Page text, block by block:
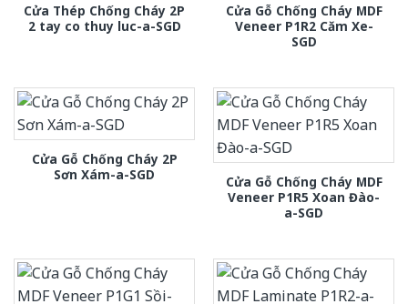
Cửa Thép Chống Cháy 2P
2 tay co thuy luc-a-SGD
Cửa Gỗ Chống Cháy MDF
Veneer P1R2 Căm Xe-
SGD
Cửa Gỗ Chống Cháy 2P
Sơn Xám-a-SGD
Cửa Gỗ Chống Cháy MDF
Veneer P1R5 Xoan Đào-
a-SGD